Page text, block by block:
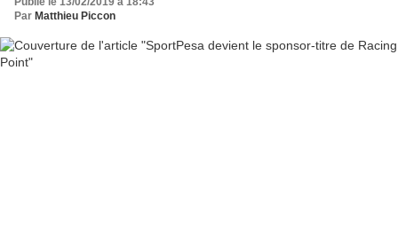
Par Matthieu Piccon